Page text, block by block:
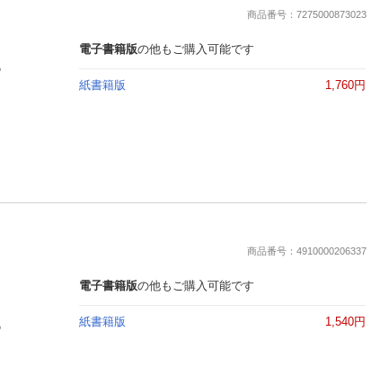
商品番号：7275000873023
電子書籍版の他もご購入可能です
紙書籍版 1,760円
商品番号：4910000206337
電子書籍版の他もご購入可能です
紙書籍版 1,540円